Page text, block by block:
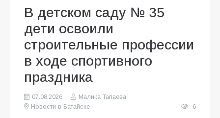
В детском саду № 35
дети освоили
строительные профессии
в ходе спортивного
праздника
07.08.2026
Малика Тапаева
Новости в Батайске
6